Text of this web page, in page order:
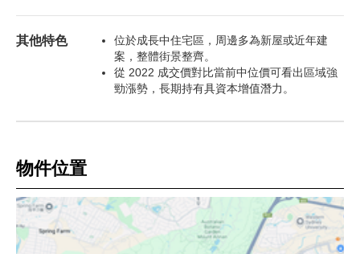
其他特色
位於成長中住宅區，周邊多為新屋或近年建
案，整體街景整齊。
從 2022 成交價對比當前中位價可看出區域強
勁漲勢，長期持有具資本增值潛力。
物件位置